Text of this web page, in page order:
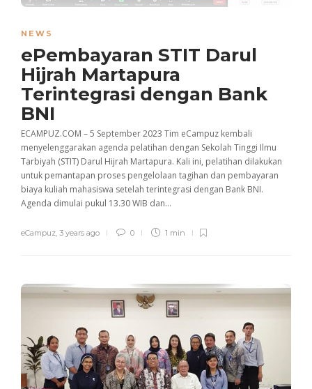
NEWS
ePembayaran STIT Darul
Hijrah Martapura
Terintegrasi dengan Bank
BNI
ECAMPUZ.COM – 5 September 2023 Tim eCampuz kembali
menyelenggarakan agenda pelatihan dengan Sekolah Tinggi Ilmu
Tarbiyah (STIT) Darul Hijrah Martapura. Kali ini, pelatihan dilakukan
untuk pemantapan proses pengelolaan tagihan dan pembayaran
biaya kuliah mahasiswa setelah terintegrasi dengan Bank BNI.
Agenda dimulai pukul 13.30 WIB dan...
eCampuz, 3 years ago 0 1 min